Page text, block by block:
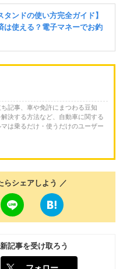
記事、車や免許にまつわる豆知
決する方法など、自動車に関する
は乗るだけ・使うだけのユーザー
らシェアしよう ／
記事を受け取ろう